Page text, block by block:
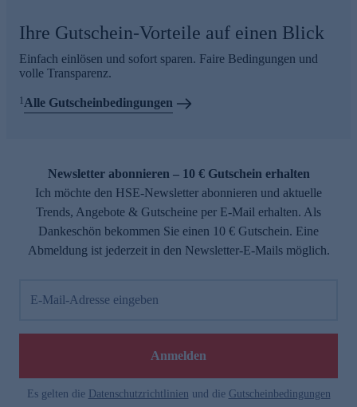
Ihre Gutschein-Vorteile auf einen Blick
Einfach einlösen und sofort sparen. Faire Bedingungen und
volle Transparenz.
1 Alle Gutscheinbedingungen
Newsletter abonnieren – 10 € Gutschein erhalten
Ich möchte den HSE-Newsletter abonnieren und aktuelle
Trends, Angebote & Gutscheine per E-Mail erhalten. Als
Dankeschön bekommen Sie einen 10 € Gutschein. Eine
Abmeldung ist jederzeit in den Newsletter-E-Mails möglich.
E-Mail-Adresse eingeben
Anmelden
Es gelten die Datenschutzrichtlinien und die Gutscheinbedingungen